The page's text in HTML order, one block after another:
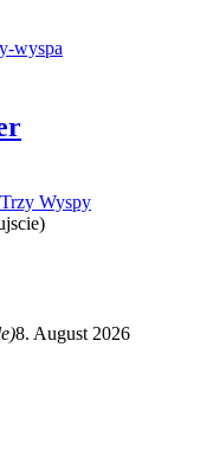
Trzy Wyspy
8. August 2026